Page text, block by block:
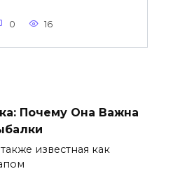
0 16
Почему Она Важна
известная как